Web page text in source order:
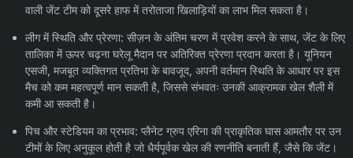
वाली जेंट टीम को दूसरे हाफ में तरोताजा खिलाड़ियों का लाभ मिल सकता है।
लीग में स्थिति और प्रेरणा: सीज़न के अंतिम चरण में प्रवेश करने के साथ, जेंट के लिए
तालिका में ऊपर चढ़ना घरेलू मैदान पर अतिरिक्त प्रेरणा प्रदान करता है। यूनियन
एसजी, मजबूत व्यक्तिगत प्रतिभा के बावजूद, अपनी वर्तमान स्थिति के आधार पर इस
मैच को कम महत्वपूर्ण मान सकती है, जिससे संभवतः उनकी आक्रामक खेल शैली में
कमी आ सकती है।
पिच और स्टेडियम का प्रभाव: प्लैनेट ग्रुप एरिना की प्राकृतिक घास आमतौर पर उन
टीमों के लिए अनुकूल होती है जो धैर्यपूर्वक खेल की रणनीति बनाती हैं, जैसे कि जेंट।